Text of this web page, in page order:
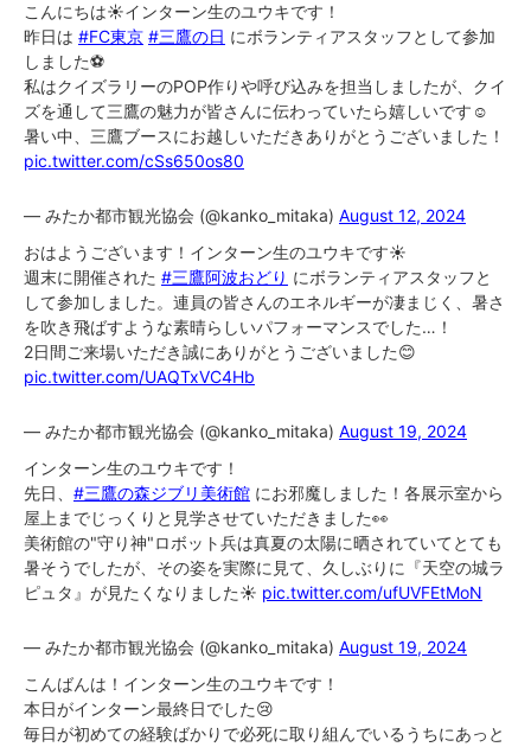
こんにちは☀️インターン生のユウキです！
昨日は #FC東京 #三鷹の日 にボランティアスタッフとして参加
しました⚽️
私はクイズラリーのPOP作りや呼び込みを担当しましたが、クイ
ズを通して三鷹の魅力が皆さんに伝わっていたら嬉しいです☺️
暑い中、三鷹ブースにお越しいただきありがとうございました！
pic.twitter.com/cSs650os80
— みたか都市観光協会 (@kanko_mitaka) August 12, 2024
おはようございます！インターン生のユウキです☀️
週末に開催された #三鷹阿波おどり にボランティアスタッフと
して参加しました。連員の皆さんのエネルギーが凄まじく、暑さ
を吹き飛ばすような素晴らしいパフォーマンスでした…！
2日間ご来場いただき誠にありがとうございました😊
pic.twitter.com/UAQTxVC4Hb
— みたか都市観光協会 (@kanko_mitaka) August 19, 2024
インターン生のユウキです！
先日、 #三鷹の森ジブリ美術館 にお邪魔しました！各展示室から
屋上までじっくりと見学させていただきました👀
美術館の"守り神"ロボット兵は真夏の太陽に晒されていてとても
暑そうでしたが、その姿を実際に見て、久しぶりに『天空の城ラ
ピュタ』が見たくなりました☀️ pic.twitter.com/ufUVFEtMoN
— みたか都市観光協会 (@kanko_mitaka) August 19, 2024
こんばんは！インターン生のユウキです！
本日がインターン最終日でした😢
毎日が初めての経験ばかりで必死に取り組んでいるうちにあっと